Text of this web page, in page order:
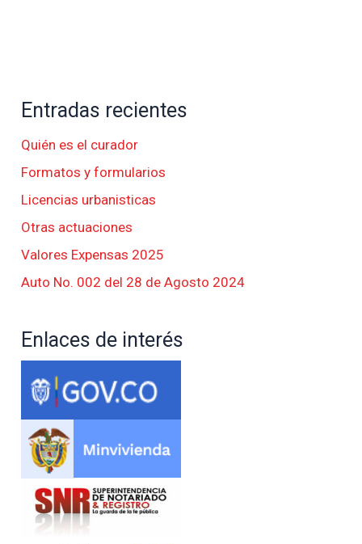
Entradas recientes
Quién es el curador
Formatos y formularios
Licencias urbanisticas
Otras actuaciones
Valores Expensas 2025
Auto No. 002 del 28 de Agosto 2024
Enlaces de interés